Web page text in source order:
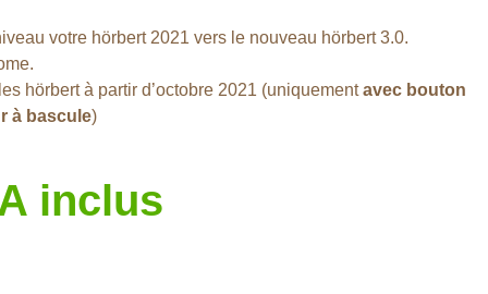
votre hörbert 2021 vers le nouveau hörbert 3.0.
hörbert à partir d’octobre 2021 (uniquementavec bouton
à bascule)
inclus